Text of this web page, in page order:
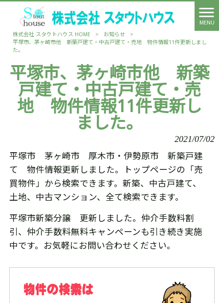
MENU
株式会社 スタウトハウス HOME
> お知らせ
>
平塚市、茅ヶ崎市他 新築戸建て・中古戸建て・売地 物件情報11件更新しまし
た。
平塚市、茅ヶ崎市他 新築
戸建て・中古戸建て・売
地 物件情報11件更新し
ました。
2021/07/02
平塚市 茅ヶ崎市 厚木市・伊勢原市 新築戸建
て 物件情報更新しました。トップページの「売
買物件」から検索できます。新築、中古戸建て、
土地、中古マンション、全て検索できます。
平塚市新築分譲 更新しました。仲介手数料割
引、仲介手数料無料キャンペーンも引き続き実施
中です。お気軽にお問い合わせください。